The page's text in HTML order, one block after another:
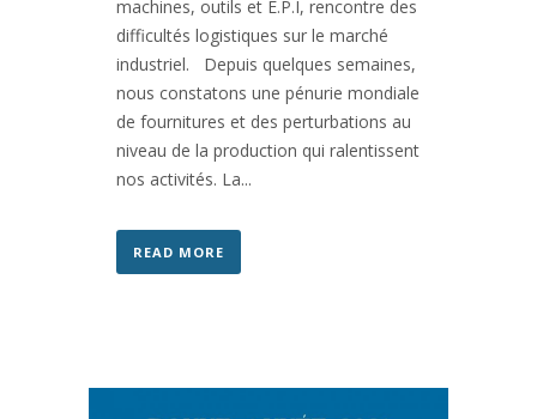
machines, outils et E.P.I, rencontre des
difficultés logistiques sur le marché
industriel. Depuis quelques semaines,
nous constatons une pénurie mondiale
de fournitures et des perturbations au
niveau de la production qui ralentissent
nos activités. La...
READ MORE